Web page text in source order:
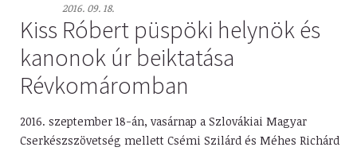
2016. 09. 18.
Kiss Róbert püspöki helynök és
kanonok úr beiktatása
Révkomáromban
2016. szeptember 18-án, vasárnap a Szlovákiai Magyar
Cserkészszövetség mellett Csémi Szilárd és Méhes Richárd